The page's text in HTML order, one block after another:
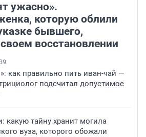
ужасно».
которую облили
бывшего,
восстановлении
как правильно пить иван-чай —
подсчитал допустимое
какую тайну хранит могила
вуза, которого обожали